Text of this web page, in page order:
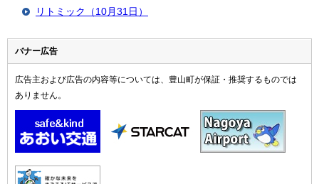
リトミック（10月31日）
バナー広告
広告主および広告の内容等については、豊山町が保証・推奨するものでは
ありません。